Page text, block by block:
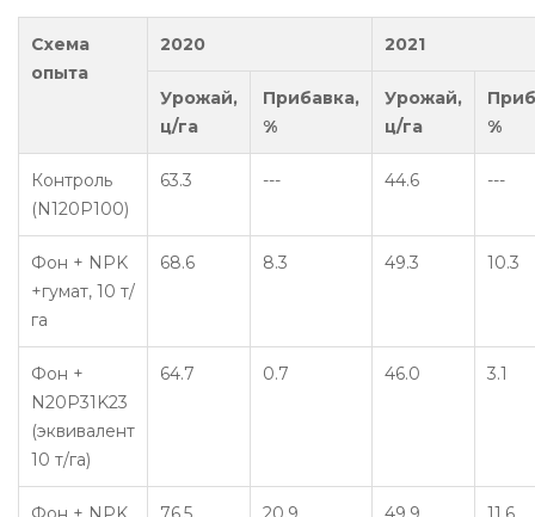
Схема
опыта
2020 2021
Урожай,
ц/га
Прибавка,
%
Урожай,
ц/га
%
Контроль
(N120P100)
63.3 --- 44.6 ---
Фон + NPK
+гумат, 10 т/
га
68.6 8.3 49.3 10.3
Фон +
N20P31K23
(эквивалент
10 т/га)
64.7 0.7 46.0 3.1